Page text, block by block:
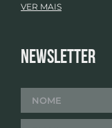
VER MAIS
Newsletter